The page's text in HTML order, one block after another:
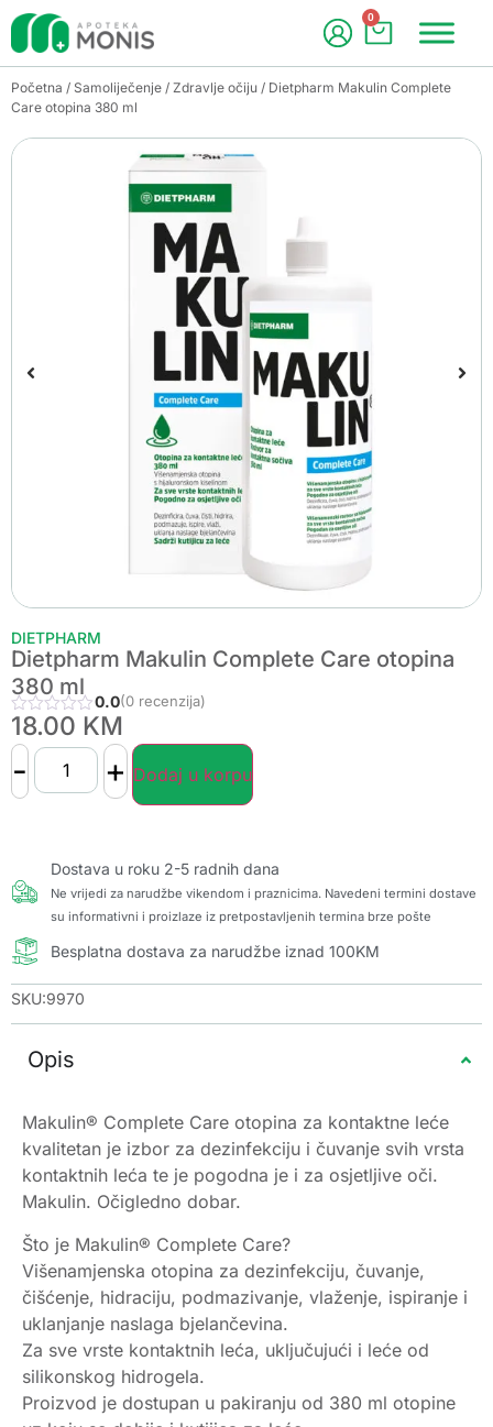
0
Početna / Samoliječenje / Zdravlje očiju / Dietpharm Makulin Complete
Care otopina 380 ml
DIETPHARM
Dietpharm Makulin Complete Care otopina
380 ml
0.0(0 recenzija)
18.00 KM
- + Dodaj u korpu
Dostava u roku 2-5 radnih dana
Ne vrijedi za narudžbe vikendom i praznicima. Navedeni termini dostave
su informativni i proizlaze iz pretpostavljenih termina brze pošte
Besplatna dostava za narudžbe iznad 100KM
SKU:9970
Opis
Makulin® Complete Care otopina za kontaktne leće
kvalitetan je izbor za dezinfekciju i čuvanje svih vrsta
kontaktnih leća te je pogodna je i za osjetljive oči.
Makulin. Očigledno dobar.
Što je Makulin® Complete Care?
Višenamjenska otopina za dezinfekciju, čuvanje,
čišćenje, hidraciju, podmazivanje, vlaženje, ispiranje i
uklanjanje naslaga bjelančevina.
Za sve vrste kontaktnih leća, uključujući i leće od
silikonskog hidrogela.
Proizvod je dostupan u pakiranju od 380 ml otopine